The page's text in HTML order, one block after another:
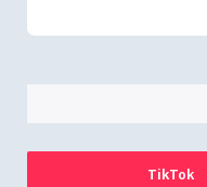
TikTok